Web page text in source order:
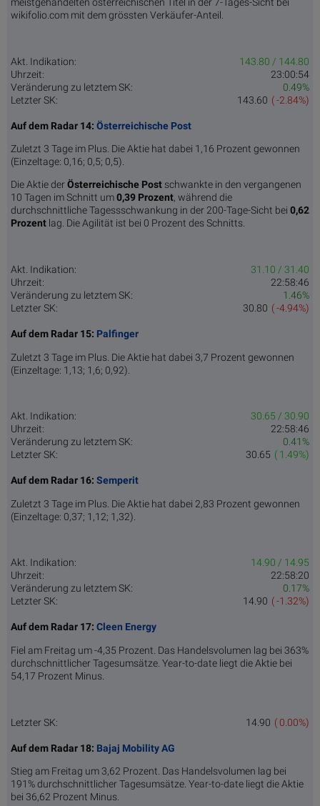
wikifolio.com mit dem grössten Verkäufer-Anteil.
Akt. Indikation:
143.80 / 144.80
Uhrzeit:
23:00:54
Veränderung zu letztem SK:
0.49%
Letzter SK:
( -2.84%)
143.60
Auf dem Radar 14: Österreichische Post
Zuletzt 3 Tage im Plus. Die Aktie hat dabei 1,16 Prozent gewonnen
(Einzeltage: 0,16; 0,5; 0,5).
Die Aktie derÖsterreichische Post schwankte in den vergangenen
10 Tagen im Schnitt um0,39 Pro­zent, während die
durchschnittliche Tagessschwankung in der 200-Tage-Sicht bei 0,62
Prozent lag. Die Agilität ist bei 0 Prozent des Schnitts.
Akt. Indikation:
31.10 / 31.40
Uhrzeit:
22:58:46
Veränderung zu letztem SK:
1.46%
Letzter SK:
( -4.94%)
30.80
Auf dem Radar 15: Palfinger
Zuletzt 3 Tage im Plus. Die Aktie hat dabei 3,7 Prozent gewonnen
(Einzeltage: 1,13; 1,6; 0,92).
Akt. Indikation:
30.65 / 30.90
Uhrzeit:
22:58:46
Veränderung zu letztem SK:
0.41%
Letzter SK:
( 1.49%)
30.65
Auf dem Radar 16: Semperit
Zuletzt 3 Tage im Plus. Die Aktie hat dabei 2,83 Prozent gewonnen
(Einzeltage: 0,37; 1,12; 1,32).
Akt. Indikation:
14.90 / 14.95
Uhrzeit:
22:58:20
Veränderung zu letztem SK:
0.17%
Letzter SK:
( -1.32%)
14.90
Auf dem Radar 17: Cleen Energy
Fiel am Freitag um -4,35 Prozent. Das Handelsvolumen lag bei 363%
durchschnittlicher Tagesumsätze. Year-to-date liegt die Aktie bei
54,17 Prozent Minus.
Letzter SK: ( 0.00%)
14.90
Auf dem Radar 18: Bajaj Mobility AG
Stieg am Freitag um 3,62 Prozent. Das Handelsvolumen lag bei
191% durchschnittlicher Tagesumsätze. Year-to-date liegt die Aktie
bei 36,62 Prozent Minus.